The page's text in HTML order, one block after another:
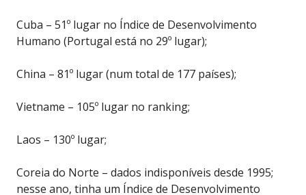
Cuba – 51º lugar no Índice de Desenvolvimento
Humano (Portugal está no 29º lugar);
China – 81º lugar (num total de 177 países);
Vietname – 105º lugar no ranking;
Laos – 130º lugar;
Coreia do Norte – dados indisponíveis desde 1995;
nesse ano, tinha um Índice de Desenvolvimento